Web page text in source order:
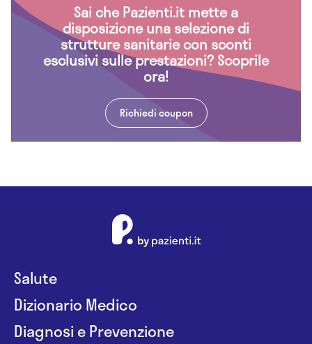
Sai che Pazienti.it mette a
disposizione una selezione di
strutture sanitarie con sconti
esclusivi sulle prestazioni? Scoprile
ora!
Richiedi coupon
Salute
Dizionario Medico
Diagnosi e Prevenzione